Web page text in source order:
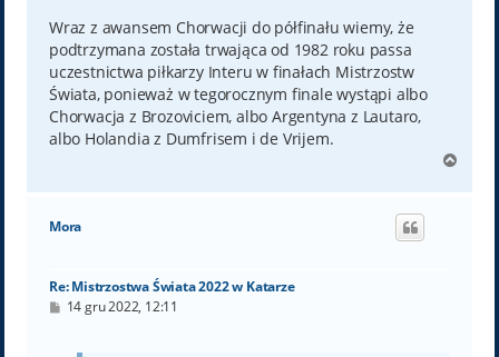
t
Wraz z awansem Chorwacji do półfinału wiemy, że
podtrzymana została trwająca od 1982 roku passa
uczestnictwa piłkarzy Interu w finałach Mistrzostw
Świata, ponieważ w tegorocznym finale wystąpi albo
Chorwacja z Brozoviciem, albo Argentyna z Lautaro,
albo Holandia z Dumfrisem i de Vrijem.
g
Mora
Re: Mistrzostwa Świata 2022 w Katarze
P14 gru 2022, 12:11